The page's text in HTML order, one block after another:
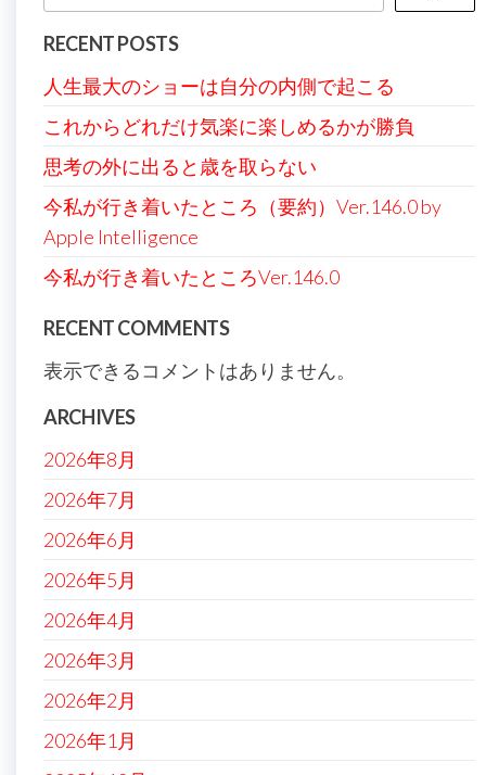
ン
RECENT POSTS
人生最大のショーは自分の内側で起こる
これからどれだけ気楽に楽しめるかが勝負
思考の外に出ると歳を取らない
今私が行き着いたところ（要約）Ver.146.0 by
Apple Intelligence
今私が行き着いたところVer.146.0
RECENT COMMENTS
表示できるコメントはありません。
ARCHIVES
2026年8月
2026年7月
2026年6月
2026年5月
2026年4月
2026年3月
2026年2月
2026年1月